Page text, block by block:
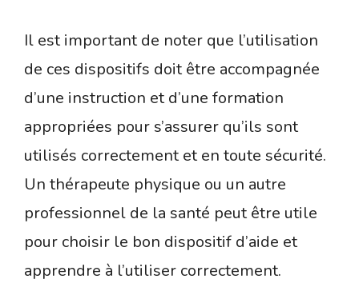
Il est important de noter que l’utilisation
de ces dispositifs doit être accompagnée
d’une instruction et d’une formation
appropriées pour s’assurer qu’ils sont
utilisés correctement et en toute sécurité.
Un thérapeute physique ou un autre
professionnel de la santé peut être utile
pour choisir le bon dispositif d’aide et
apprendre à l’utiliser correctement.